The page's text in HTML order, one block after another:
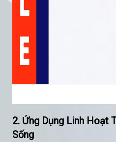
2. Ứng Dụng Linh Hoạt
Sống